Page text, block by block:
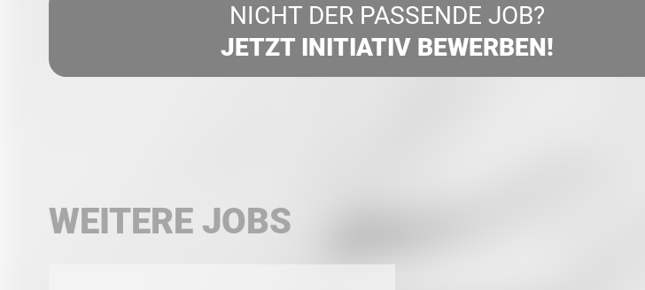
NICHT DER PASSENDE JOB?
JETZT INITIATIV BEWERBEN!
WEITERE JOBS